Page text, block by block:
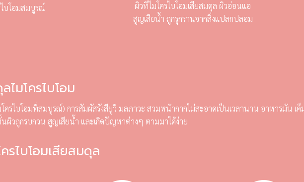
บโอมสมบูรณ์
ผิวที่ไมโครไบโอมเสียสมดุล ผิวอ่อนแอ
สูญเสียน้ำ ถูกรุกรานจากสิ่งแปลกปลอม
ไมโครไบโอม
ครไบโอมที่สมบูรณ์) การสัมผัสรังสียูวี มลภาวะ สวมหน้ากากไม่สะอาดเป็นเวลานาน อาหารมัน เ
วถูกรบกวน สูญเสียน้ำ และเกิดปัญหาต่างๆ ตามมาได้ง่าย
รไบโอมเสียสมดุล